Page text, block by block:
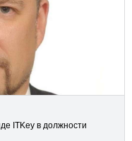
ITKey в должности